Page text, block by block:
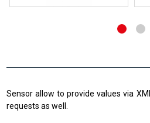
Sensor allow to provide values via
requests as well.